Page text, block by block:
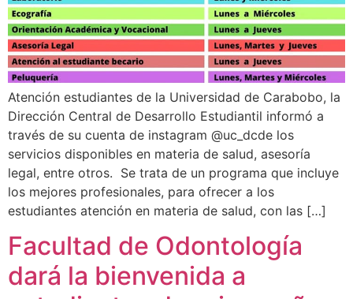
Atención estudiantes de la Universidad de Carabobo, la
Dirección Central de Desarrollo Estudiantil informó a
través de su cuenta de instagram @uc_dcde los
servicios disponibles en materia de salud, asesoría
legal, entre otros. Se trata de un programa que incluye
los mejores profesionales, para ofrecer a los
estudiantes atención en materia de salud, con las […]
Facultad de Odontología
dará la bienvenida a